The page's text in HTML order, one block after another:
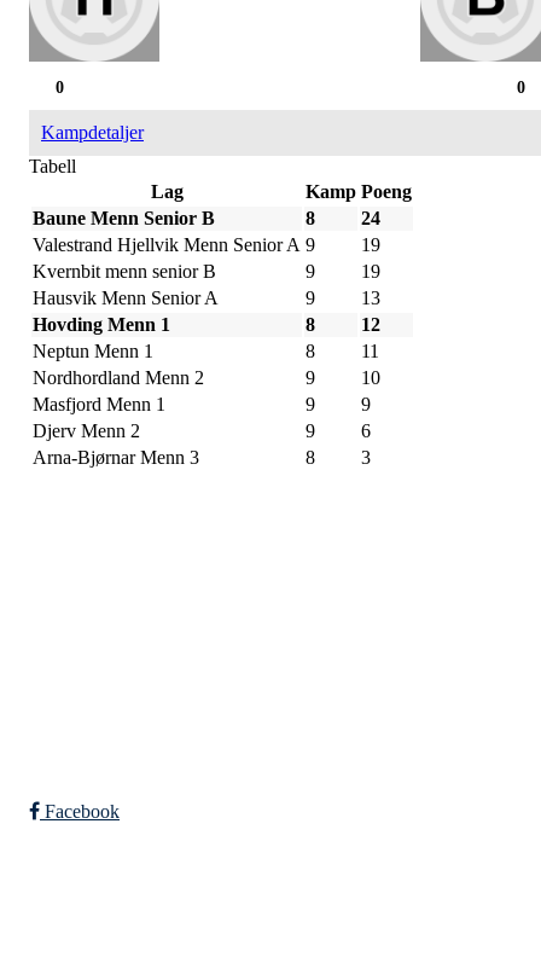
0
0
Kampdetaljer
Tabell
Lag
Kamp Poeng
Baune Menn Senior B
8
24
Valestrand Hjellvik Menn Senior A 9
19
Kvernbit menn senior B
9
19
Hausvik Menn Senior A
9
13
Hovding Menn 1
8
12
Neptun Menn 1
8
11
Nordhordland Menn 2
9
10
Masfjord Menn 1
9
9
Djerv Menn 2
9
6
Arna-Bjørnar Menn 3
8 3
Facebook